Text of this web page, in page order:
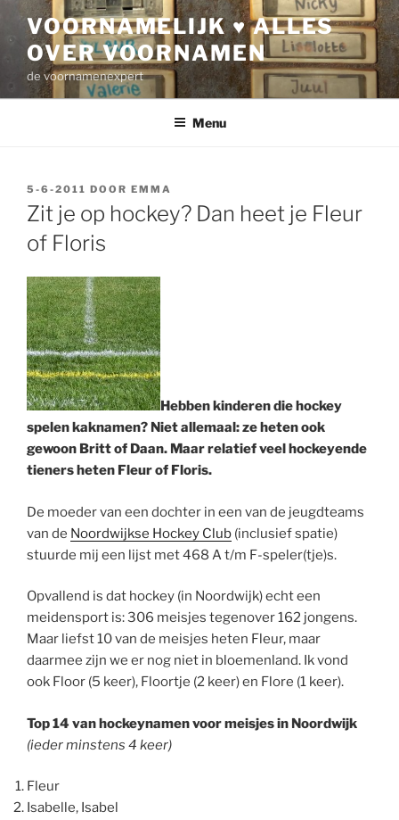
inhoud
VOORNAMELIJK ♥ ALLES
OVER VOORNAMEN
de voornamenexpert
Menu
GEPLAATST
OP
5-6-2011 DOOR EMMA
Zit je op hockey? Dan heet je Fleur
of Floris
Hebben kinderen die hockey
spelen kaknamen? Niet allemaal: ze heten ook
gewoon Britt of Daan. Maar relatief veel hockeyende
tieners heten Fleur of Floris.
De moeder van een dochter in een van de jeugdteams
van de Noordwijkse Hockey Club (inclusief spatie)
stuurde mij een lijst met 468 A t/m F-speler(tje)s.
Opvallend is dat hockey (in Noordwijk) echt een
meidensport is: 306 meisjes tegenover 162 jongens.
Maar liefst 10 van de meisjes heten Fleur, maar
daarmee zijn we er nog niet in bloemenland. Ik vond
ook Floor (5 keer), Floortje (2 keer) en Flore (1 keer).
Top 14 van hockeynamen voor meisjes in Noordwijk
(ieder minstens 4 keer)
Fleur
Isabelle, Isabel